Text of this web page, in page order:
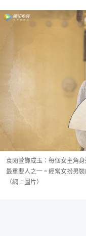
袁雨萱飾成玉：每個女主角
最重要人之一。經常女扮男
（網上圖片）